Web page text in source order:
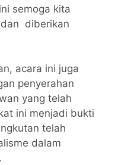
semoga kita
diberikan
acara ini juga
penyerahan
yang telah
ini menjadi bukti
telah
dalam